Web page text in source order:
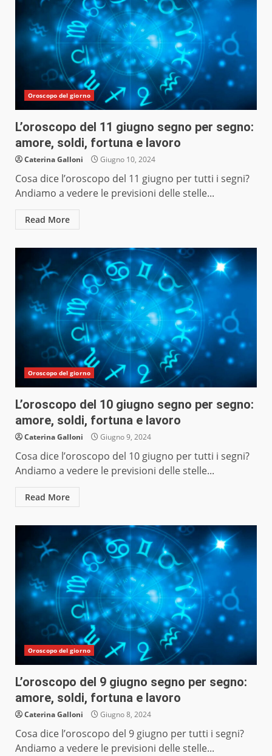
Oroscopo del giorno
L’oroscopo del 11 giugno segno per segno:
amore, soldi, fortuna e lavoro
Caterina Galloni Giugno 10, 2024
Cosa dice l’oroscopo del 11 giugno per tutti i segni?
Andiamo a vedere le previsioni delle stelle...
Read More
Oroscopo del giorno
L’oroscopo del 10 giugno segno per segno:
amore, soldi, fortuna e lavoro
Caterina Galloni Giugno 9, 2024
Cosa dice l’oroscopo del 10 giugno per tutti i segni?
Andiamo a vedere le previsioni delle stelle...
Read More
Oroscopo del giorno
L’oroscopo del 9 giugno segno per segno:
amore, soldi, fortuna e lavoro
Caterina Galloni Giugno 8, 2024
Cosa dice l’oroscopo del 9 giugno per tutti i segni?
Andiamo a vedere le previsioni delle stelle...